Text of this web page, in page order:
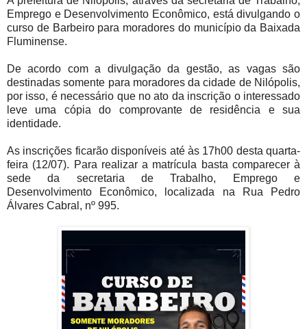
Emprego e Desenvolvimento Econômico, está divulgando o
curso de Barbeiro para moradores do município da Baixada
Fluminense.
De acordo com a divulgação da gestão, as vagas são
destinadas somente para moradores da cidade de Nilópolis,
por isso, é necessário que no ato da inscrição o interessado
leve uma cópia do comprovante de residência e sua
identidade.
As inscrições ficarão disponíveis até às 17h00 desta quarta-
feira (12/07). Para realizar a matrícula basta comparecer à
sede da secretaria de Trabalho, Emprego e
Desenvolvimento Econômico, localizada na Rua Pedro
Álvares Cabral, nº 995.